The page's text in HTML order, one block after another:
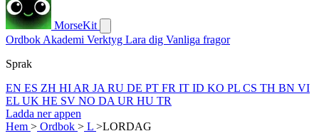
MorseKit
Ordbok Akademi Verktyg Lara dig Vanliga fragor
Sprak
EN ES ZH HI AR JA RU DE PT FR IT ID KO PL CS TH BN VI
EL UK HE SV NO DA UR HU TR
Ladda ner appen
Hem > Ordbok > L >LORDAG